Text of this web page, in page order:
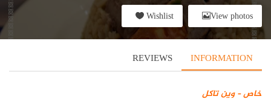
View photos
Wishlist
INFORMATION
REVIEWS
خاص – وين تاكل